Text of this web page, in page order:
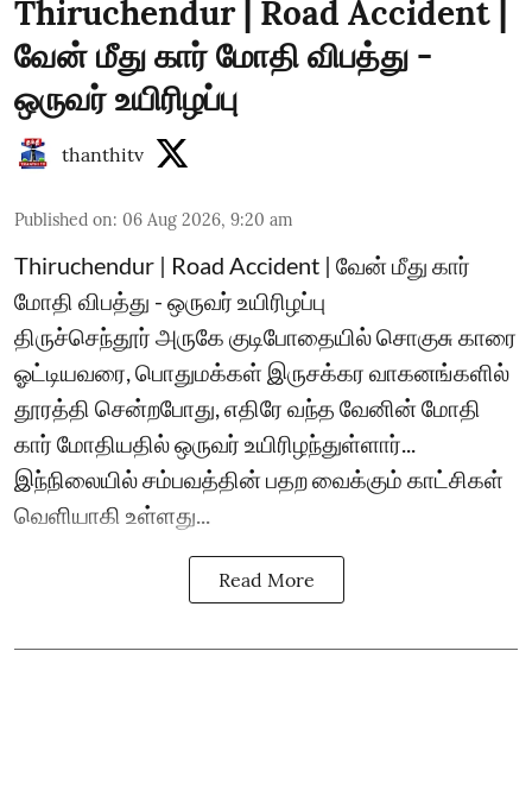
Thiruchendur | Road Accident |
வேன் மீது கார் மோதி விபத்து -
ஒருவர் உயிரிழப்பு
thanthitv
Published on: 06 Aug 2026, 9:20 am
Thiruchendur | Road Accident | வேன் மீது கார்
மோதி விபத்து - ஒருவர் உயிரிழப்பு
திருச்செந்தூர் அருகே குடிபோதையில் சொகுசு காரை
ஓட்டியவரை, பொதுமக்கள் இருசக்கர வாகனங்களில்
தூரத்தி சென்றபோது, எதிரே வந்த வேனின் மோதி
கார் மோதியதில் ஒருவர் உயிரிழந்துள்ளார்...
இந்நிலையில் சம்பவத்தின் பதற வைக்கும் காட்சிகள்
வெளியாகி உள்ளது...
Read More